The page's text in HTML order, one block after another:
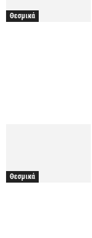
Θεσμικά
Θεσμικά